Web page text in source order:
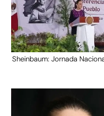
Sheinbaum: Jornada